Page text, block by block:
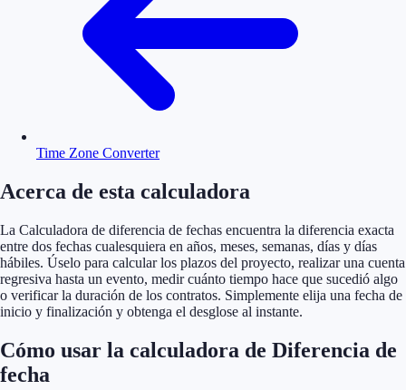
Time Zone Converter
Acerca de esta calculadora
La Calculadora de diferencia de fechas encuentra la diferencia exacta
entre dos fechas cualesquiera en años, meses, semanas, días y días
hábiles. Úselo para calcular los plazos del proyecto, realizar una cuenta
regresiva hasta un evento, medir cuánto tiempo hace que sucedió algo
o verificar la duración de los contratos. Simplemente elija una fecha de
inicio y finalización y obtenga el desglose al instante.
Cómo usar la calculadora de Diferencia de
fecha